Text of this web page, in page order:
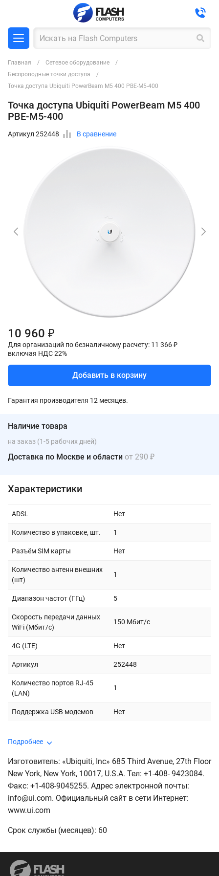
Главная
Сетевое оборудование
Беспроводные точки доступа
Точка доступа Ubiquiti PowerBeam M5 400 PBE-M5-400
Точка доступа Ubiquiti PowerBeam M5 400
PBE-M5-400
Артикул 252448 В сравнение
10 960 ₽
Для организаций по безналичному расчету: 11 366 ₽
включая НДС 22%
Добавить в корзину
Гарантия производителя 12 месяцев.
Наличие товара
на заказ (1-5 рабочих дней)
Доставка по Москве и области от 290 ₽
Характеристики
ADSL Нет
Количество в упаковке, шт. 1
Разъём SIM карты Нет
Количество антенн внешних
(шт)
1
Диапазон частот (ГГц) 5
Скорость передачи данных
WiFi (Мбит/с)
150 Мбит/с
4G (LTE) Нет
Артикул 252448
Количество портов RJ-45
(LAN)
1
Поддержка USB модемов Нет
Подробнее
Изготовитель: «Ubiquiti, Inc» 685 Third Avenue, 27th Floor
New York, New York, 10017, U.S.A. Тел: +1-408- 9423084.
Факс: +1-408-9045255. Адрес электронной почты:
info@ui.com. Официальный сайт в сети Интернет:
www.ui.com
Срок службы (месяцев): 60